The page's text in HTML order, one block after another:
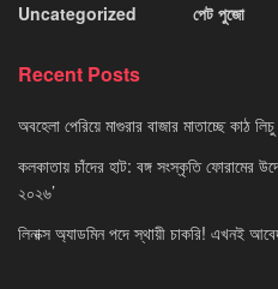
Uncategorized
পেট পুজো
Recent Posts
অবহেলা পেরিয়ে মাগুরার বাজার মাতাচ্ছে কাঠ লিচু
কলকাতায় চাঁদের হাট: বঙ্গ সংস্কৃতি ফোরামের
২০২৬’
লিনাক্স অ্যাডমিন পদে স্থায়ী চাকরি! এখনই